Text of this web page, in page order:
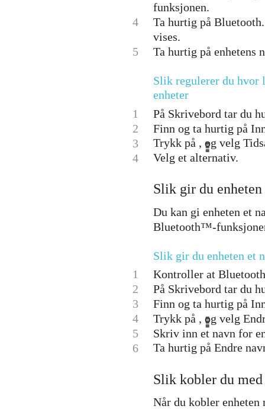
funksjonen.
4
Ta hurtig på
vises.
5
Ta hurtig på enhetens
Slik regulerer du hvor
enheter
1
På Skrivebord tar du
2
Finn og ta hurtig på
3
Trykk på , og velg
4
Velg et alternativ.
Slik gir du
Du kan gi enheten et
Bluetooth™-
Slik gir du enheten et
1
Kontroller at
2
På Skrivebord tar du
3
Finn og ta hurtig på
4
Trykk på , og velg
5
Skriv inn et navn for
6
Ta hurtig på Endre
Slik kobler du
Når du kobler